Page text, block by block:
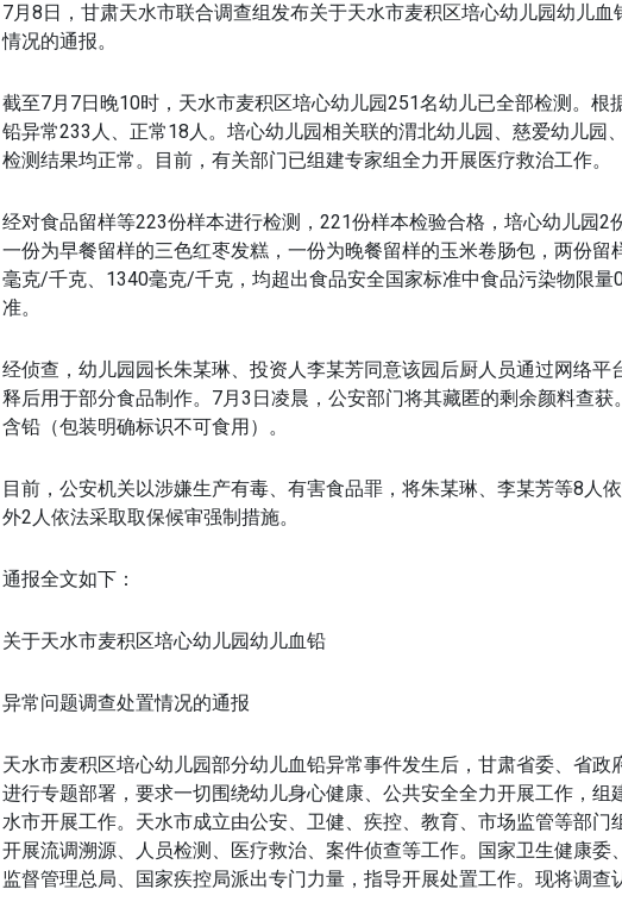
7月8日，甘肃天水市联合调查组发布关于天水市麦积区培心幼儿园幼儿血
情况的通报。
截至7月7日晚10时，天水市麦积区培心幼儿园251名幼儿已全部检测。 根
铅异常233人、正常18人。 培心幼儿园相关联的渭北幼儿园、慈爱幼儿园
检测结果均正常。目前，有关部门已组建专家组全力开展医疗救治工作。
经对食品留样等223份样本进行检测，221份样本检验合格，培心幼儿园2
一份为早餐留样的三色红枣发糕，一份为晚餐留样的玉米卷肠包，两份留
毫克/千克、1340毫克/千克，均超出食品安全国家标准中食品污染物限量
准。
经侦查，幼儿园园长朱某琳、投资人李某芳同意该园后厨人员通过网络平
释后用于部分食品制作。7月3日凌晨，公安部门将其藏匿的剩余颜料查获
含铅（包装明确标识不可食用）。
目前， 公安机关以涉嫌生产有毒、有害食品罪，将朱某琳、李某芳等8人
外2人依法采取取保候审强制措施。
通报全文如下：
关于天水市麦积区培心幼儿园幼儿血铅
异常问题调查处置情况的通报
天水市麦积区培心幼儿园部分幼儿血铅异常事件发生后，甘肃省委、省政
进行专题部署，要求一切围绕幼儿身心健康、公共安全全力开展工作，组
水市开展工作。天水市成立由公安、卫健、疾控、教育、市场监管等部门
开展流调溯源、人员检测、医疗救治、案件侦查等工作。国家卫生健康委
监督管理总局、国家疾控局派出专门力量，指导开展处置工作。现将调查